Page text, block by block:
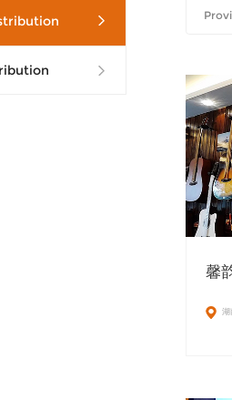
馨
湖